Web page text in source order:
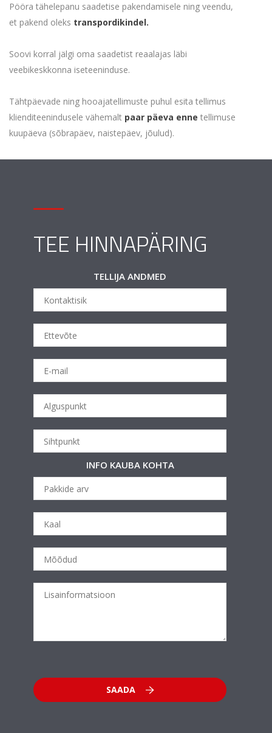
Pööra tähelepanu saadetise pakendamisele ning veendu,
et pakend oleks transpordikindel.
Soovi korral jälgi oma saadetist reaalajas läbi
veebikeskkonna iseteeninduse.
Tähtpäevade ning hooajatellimuste puhul esita tellimus
klienditeenindusele vähemalt paar päeva enne tellimuse
kuupäeva (sõbrapäev, naistepäev, jõulud).
TEE HINNAPÄRING
TELLIJA ANDMED
INFO KAUBA KOHTA
SAADA